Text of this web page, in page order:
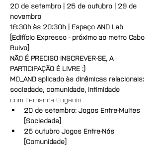
20 de setembro | 25 de outubro | 29 de
novembro
18:30h às 20:30h | Espaço AND Lab
[Edifício Expresso - próximo ao metro Cabo
Ruivo]
NÃO É PRECISO INSCREVER-SE, A
PARTICIPAÇÃO É LIVRE :)
MO_AND aplicado às dinâmicas relacionais:
sociedade, comunidade, intimidade
com Fernanda Eugenio
20 de setembro: Jogos Entre-Muites
[Sociedade]
25 outubro Jogos Entre-Nós
[Comunidade]